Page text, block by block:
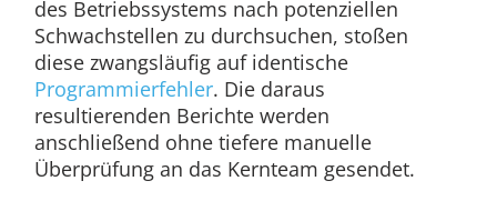
des Betriebssystems nach potenziellen
Schwachstellen zu durchsuchen, stoßen
diese zwangsläufig auf identische
Programmierfehler. Die daraus
resultierenden Berichte werden
anschließend ohne tiefere manuelle
Überprüfung an das Kernteam gesendet.